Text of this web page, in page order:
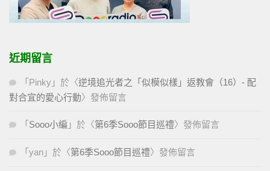
近期留言
「 Pinky 」於〈逆境追光者之「似模似樣」返教會（16）- 配
對合宜的愛心行動〉發佈留言
「 Sooo小編 」於〈第6季Sooo節目巡禮〉發佈留言
「 yan 」於〈第6季Sooo節目巡禮〉發佈留言